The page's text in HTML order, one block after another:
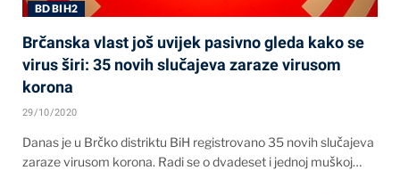
BD BIH2
Brčanska vlast još uvijek pasivno gleda kako se
virus širi: 35 novih slučajeva zaraze virusom
korona
29/10/2020
Danas je u Brčko distriktu BiH registrovano 35 novih slučajeva
zaraze virusom korona. Radi se o dvadeset i jednoj muškoj…